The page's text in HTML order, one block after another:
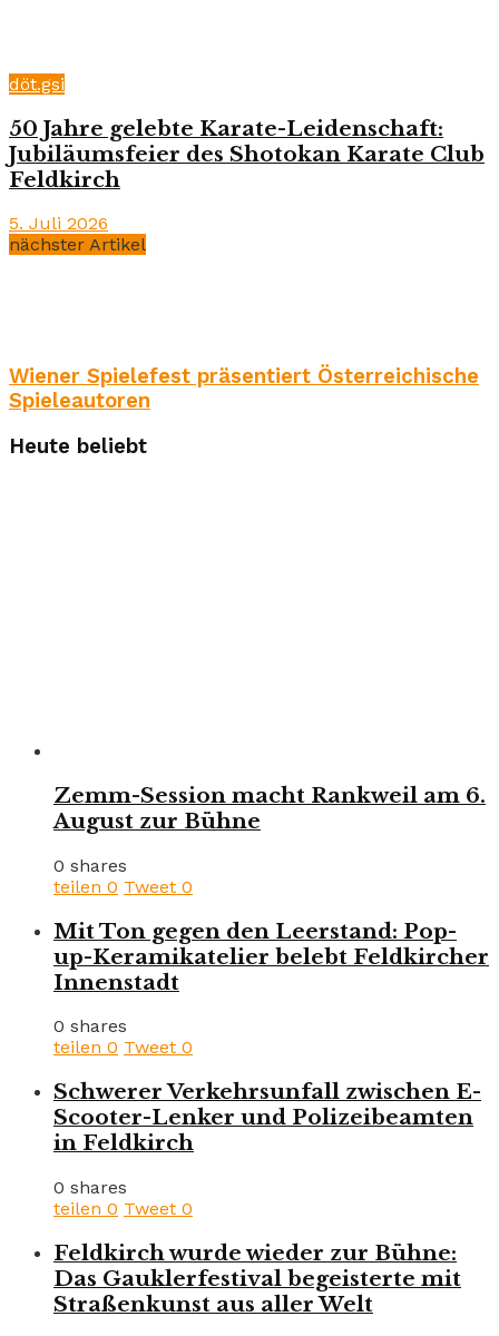
döt.gsi
50 Jahre gelebte Karate-Leidenschaft:
Jubiläumsfeier des Shotokan Karate Club
Feldkirch
5. Juli 2026
nächster Artikel
Wiener Spielefest präsentiert Österreichische
Spieleautoren
Heute beliebt
Zemm-Session macht Rankweil am 6.
August zur Bühne
0 shares
teilen 0 Tweet 0
Mit Ton gegen den Leerstand: Pop-
up-Keramikatelier belebt Feldkircher
Innenstadt
0 shares
teilen 0 Tweet 0
Schwerer Verkehrsunfall zwischen E-
Scooter-Lenker und Polizeibeamten
in Feldkirch
0 shares
teilen 0 Tweet 0
Feldkirch wurde wieder zur Bühne:
Das Gauklerfestival begeisterte mit
Straßenkunst aus aller Welt